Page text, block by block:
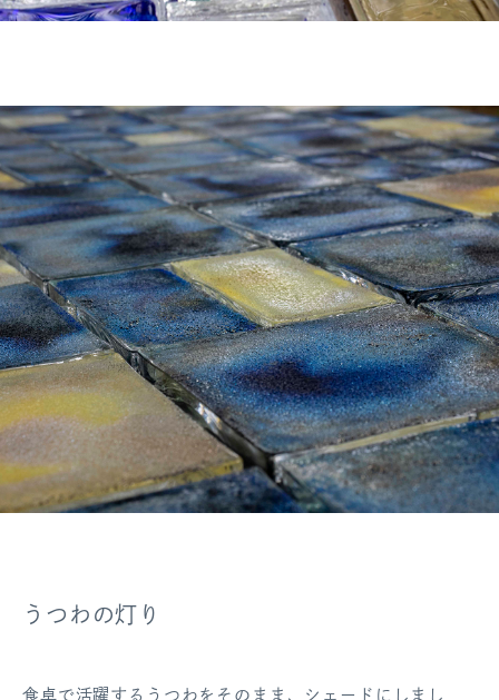
うつわの灯り
食卓で活躍するうつわをそのまま、シェードにしまし